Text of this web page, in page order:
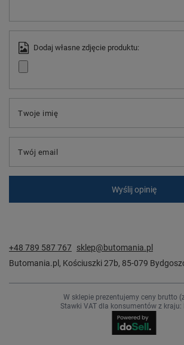
Dodaj własne zdjęcie produktu:
Twoje imię
Twój email
Wyślij opinię
+48 789 587 767 sklep@butomania.pl
Butomania.pl , Kościuszki 27b, 85-079
W sklepie prezentujemy ceny brutto
Stawki VAT dla konsumentów z kraju: